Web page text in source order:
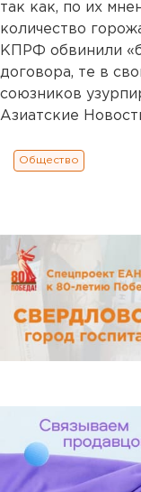
так как, по их
количество
КПРФ обвинили
договора, те в
союзников
Азиатские
Общество